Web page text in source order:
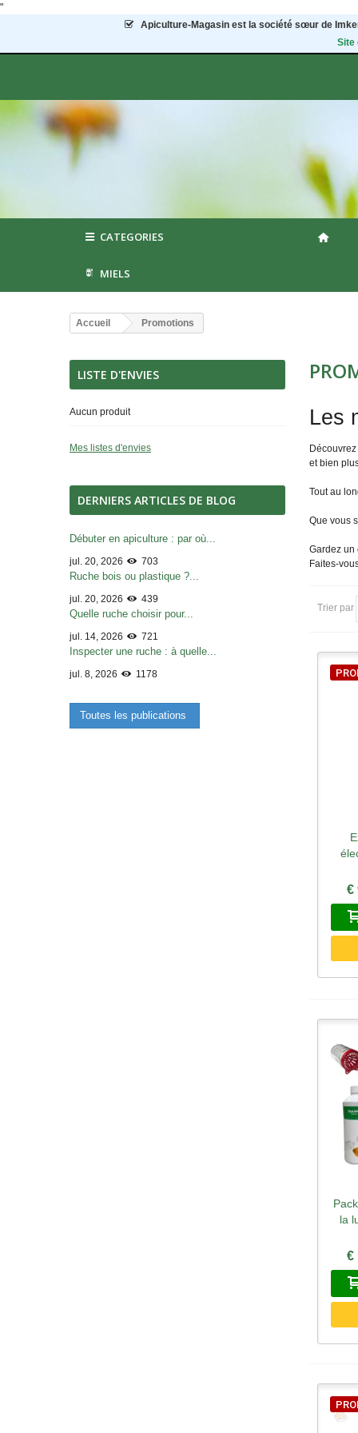
"
Apiculture-Magasin est la société sœur de
Site
CATEGORIES
MIELS
Accueil Promotions
LISTE D'ENVIES
Aucun produit
Mes listes d'envies
DERNIERS ARTICLES DE BLOG
Débuter en apiculture : par où...
jul. 20, 2026 703
Ruche bois ou plastique ?...
jul. 20, 2026 439
Quelle ruche choisir pour...
jul. 14, 2026 721
Inspecter une ruche : à quelle...
jul. 8, 2026 1178
Toutes les publications
Les
et bien
Tout au
Que vous
Gardez un
Faites-
Trier par
€
la
€